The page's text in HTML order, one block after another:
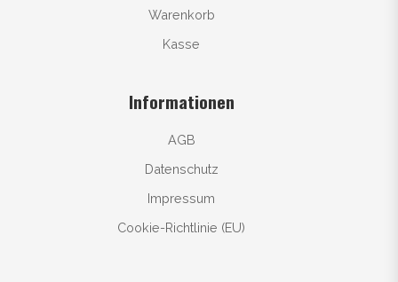
Warenkorb
Kasse
Informationen
AGB
Datenschutz
Impressum
Cookie-Richtlinie (EU)